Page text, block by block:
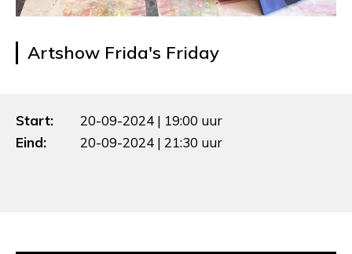
Artshow Frida's Friday
Start:
20-09-2024 | 19:00 uur
Eind:
20-09-2024 | 21:30 uur